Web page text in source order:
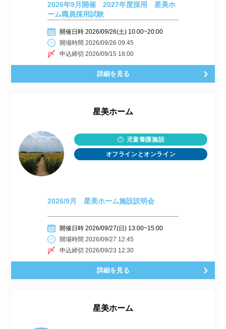
2026年9月開催 2027年度採用 星美ホ
ーム職員採用試験
開催日時 2026/09/26(土) 10:00~20:00
開場時間 2026/09/26 09:45
申込締切 2026/09/15 18:00
詳細を見る
星美ホーム
児童養護施設
オフラインとオンライン
2026/9月 星美ホーム施設説明会
開催日時 2026/09/27(日) 13:00~15:00
開場時間 2026/09/27 12:45
申込締切 2026/09/23 12:30
詳細を見る
星美ホーム